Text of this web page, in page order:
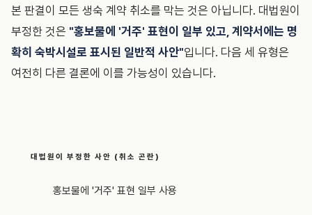
본 판결이 모든 생숙 계약 취소를 막는 것은 아닙니다. 대법원이
부정한 것은 "홍보물에 '거주' 표현이 일부 있고, 계약서에는 명
확히 숙박시설로 표시된 일반적 사안"입니다. 다음 세 유형은
여전히 다른 결론에 이를 가능성이 있습니다.
대법원이 부정한 사안 (취소 곤란)
홍보물에 '거주' 표현 일부 사용